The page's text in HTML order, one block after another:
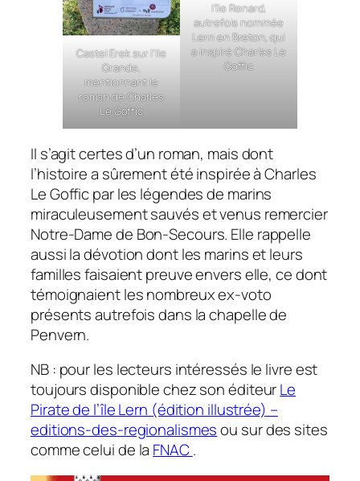
Castel Erek sur l’Ile
Grande,
mentionnant le
roman de Charles
Le Goffic
l’île Renard,
autrefois nommée
Lern en Breton, qui
a inspiré Charles Le
Goffic
Il s’agit certes d’un roman, mais dont
l’histoire a sûrement été inspirée à Charles
Le Goffic par les légendes de marins
miraculeusement sauvés et venus remercier
Notre-Dame de Bon-Secours. Elle rappelle
aussi la dévotion dont les marins et leurs
familles faisaient preuve envers elle, ce dont
témoignaient les nombreux ex-voto
présents autrefois dans la chapelle de
Penvern.
NB : pour les lecteurs intéressés le livre est
toujours disponible chez son éditeurLe
Pirate de l’île Lern (édition illustrée) –
editions-des-regionalismesou sur des sites
comme celui de la FNAC.